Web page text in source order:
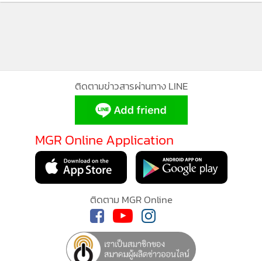
ติดตามข่าวสารผ่านทาง LINE
MGR Online Application
ติดตาม MGR Online
MGR Online ใช้คุกกี้ (Cookies)
MGR Online ใช้คุกกี้ เพื่อจัดการข้อมูลส่วนบุคคลเพื่อนำเสนอ
ประสบการณ์คอนเทนต์ที่ดีที่สุดให้กับผู้อ่านบนเว็บไซต์ และ
เงื่อนไขการใช้งานเว็บไซต์